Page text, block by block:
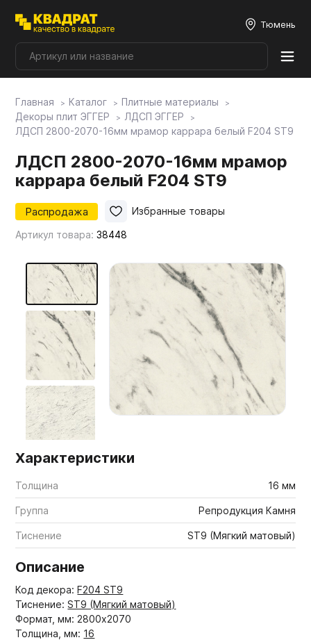
Тюмень
Плитные материалы
Мой ЭГГЕР
Фасады
Мебельные образцы, каталоги
Главная Каталог
Плитные материалы
Декоры плит ЭГГЕР
ЛДСП ЭГГЕР
ЛДСП 2800-2070-16мм мрамор каррара белый F204 ST9
ЛДСП 2800-2070-16мм мрамор
каррара белый F204 ST9
Распродажа
Артикул товара:38448
Избранные товары
Характеристики
Толщина 16 мм
Группа Репродукция Камня
Тиснение ST9 (Мягкий матовый)
Описание
Код декора:F204 ST9
Тиснение: ST9 (Мягкий матовый)
Формат, мм: 2800x2070
Толщина, мм: 16